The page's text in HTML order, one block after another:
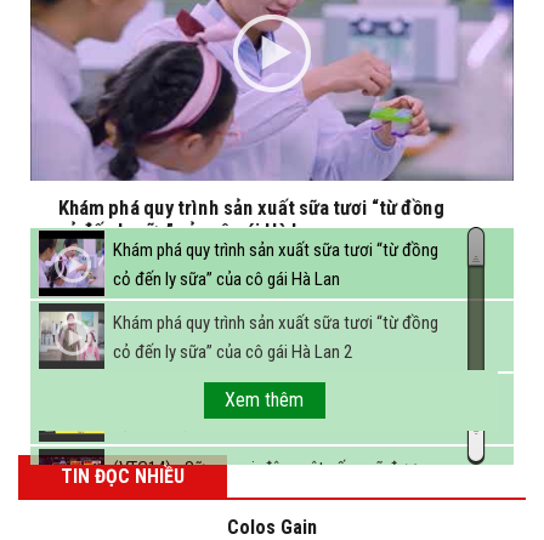
Khám phá quy trình sản xuất sữa tươi “từ đồng
cỏ đến ly sữa” của cô gái Hà Lan
Khám phá quy trình sản xuất sữa tươi “từ đồng
cỏ đến ly sữa” của cô gái Hà Lan
Khám phá quy trình sản xuất sữa tươi “từ đồng
cỏ đến ly sữa” của cô gái Hà Lan 2
FBNC - Ngành sữa hướng tới mục tiêu 3,4 tỷ lít
sữa vào năm 2025
(VTC14) - Sữa ngoại, động vật sống sẽ được
miễn thuế nhập khẩu
Xem thêm
TIN ĐỌC NHIỀU
Colos Gain